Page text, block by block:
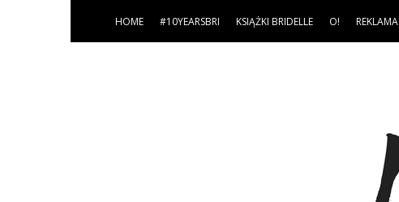
HOME #10YEARSBRI KSIĄŻKI BRIDELLE O! REKLAMA